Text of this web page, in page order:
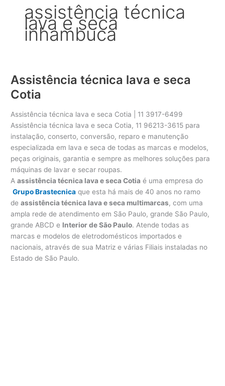
assistência técnica
lava e seca
inhambuca
Assistência técnica lava e seca
Cotia
Assistência técnica lava e seca Cotia | 11 3917-6499
Assistência técnica lava e seca Cotia, 11 96213-3615 para
instalação, conserto, conversão, reparo e manutenção
especializada em lava e seca de todas as marcas e modelos,
peças originais, garantia e sempre as melhores soluções para
máquinas de lavar e secar roupas.
Aassistência técnica lava e seca Cotia é uma empresa do
Grupo Brastecnica que esta há mais de 40 anos no ramo
deassistência técnica lava e seca multimarcas, com uma
ampla rede de atendimento em São Paulo, grande São Paulo,
grande ABCD e Interior de São Paulo. Atende todas as
marcas e modelos de eletrodomésticos importados e
nacionais, através de sua Matriz e várias Filiais instaladas no
Estado de São Paulo.